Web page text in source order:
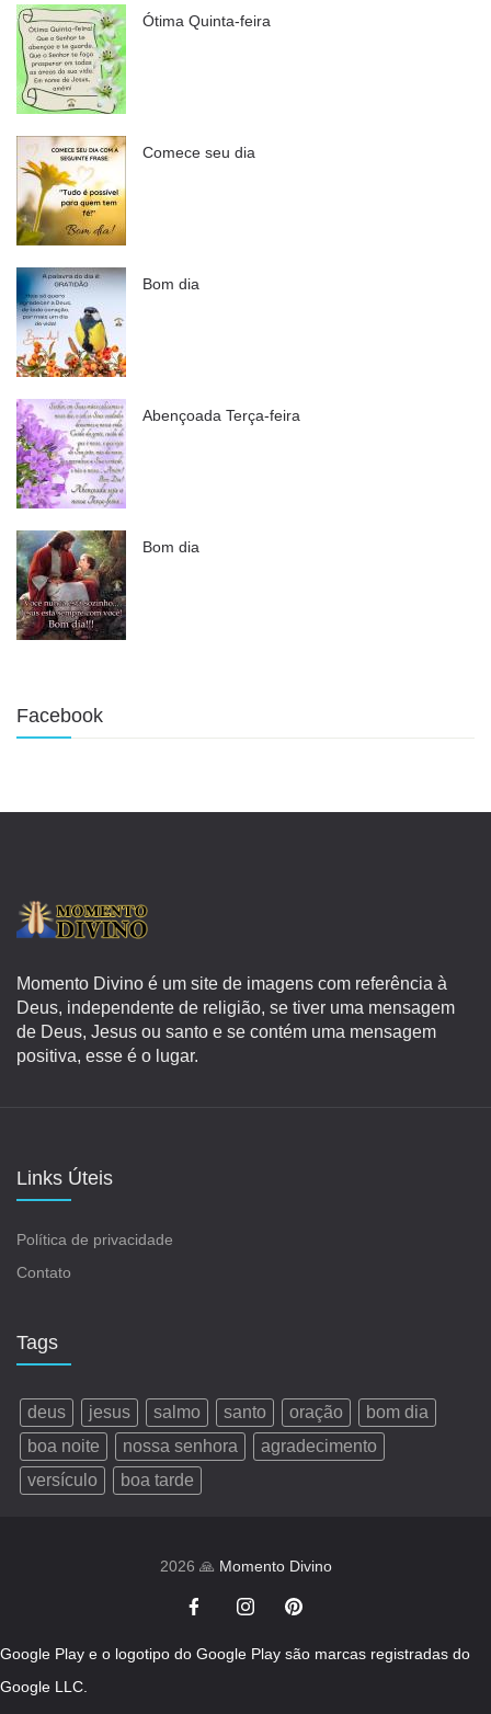
Ótima Quinta-feira
Comece seu dia
Bom dia
Abençoada Terça-feira
Bom dia
Facebook
Momento Divino é um site de imagens com referência à
Deus, independente de religião, se tiver uma mensagem
de Deus, Jesus ou santo e se contém uma mensagem
positiva, esse é o lugar.
Links Úteis
Política de privacidade
Contato
Tags
deus jesus salmo santo oração
bom dia
boa noite
nossa senhora
agradecimento
versículo
boa tarde
2026 🙏 Momento Divino
Google Play e o logotipo do Google Play são marcas registradas do
Google LLC.